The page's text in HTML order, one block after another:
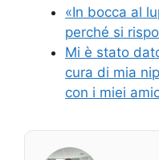
«In bocca al
perché si
Mi è stato
cura di mia
con i miei